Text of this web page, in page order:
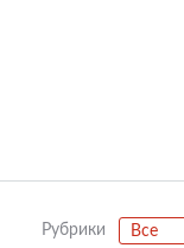
Рубрики Все